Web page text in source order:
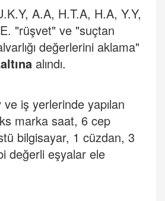
A.A, H.T.A, H.A, Y.Y,
"rüşvet" ve "suçtan
değerlerini aklama"
alındı.
ve iş yerlerinde yapılan
marka saat, 6 cep
bilgisayar, 1 cüzdan, 3
değerli eşyalar ele